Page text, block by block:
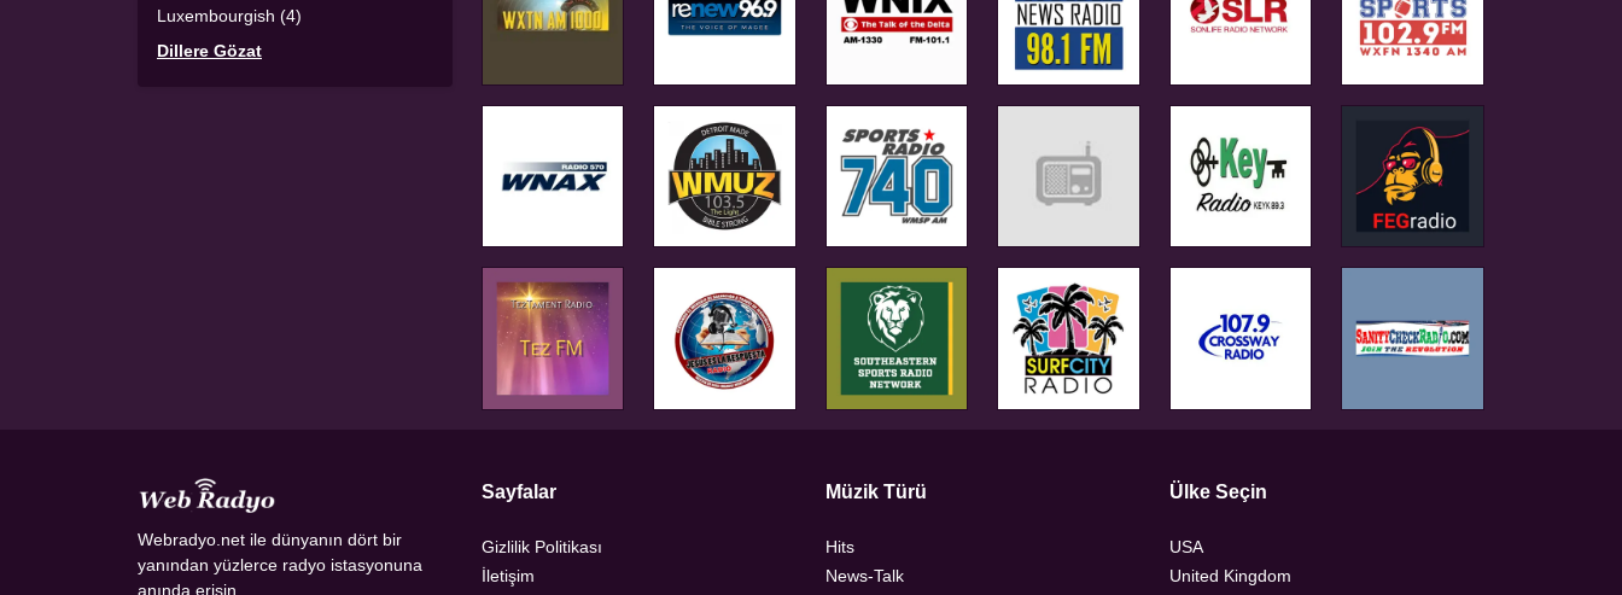
Luxembourgish (4)
Dillere Gözat
Webradyo.net ile dünyanın dört bir
yanından yüzlerce radyo istasyonuna
anında erişin.
Sayfalar
Gizlilik Politikası
İletişim
Müzik Türü
Hits
News-Talk
Ülke Seçin
USA
United Kingdom